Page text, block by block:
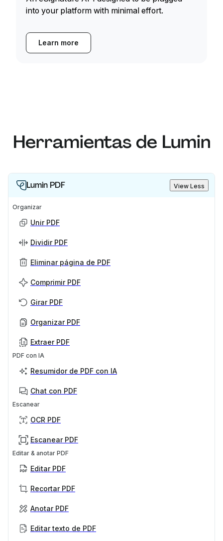
into your platform with minimal effort.
Learn more
Herramientas de Lumin
Lumin PDF View Less
Organizar
Unir PDF
Dividir PDF
Eliminar página de PDF
Comprimir PDF
Girar PDF
Organizar PDF
Extraer PDF
PDF con IA
Resumidor de PDF con IA
Chat con PDF
Escanear
OCR PDF
Escanear PDF
Editar & anotar PDF
Editar PDF
Recortar PDF
Anotar PDF
Editar texto de PDF